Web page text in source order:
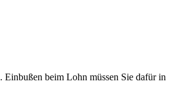
. Einbußen beim Lohn müssen Sie dafür in